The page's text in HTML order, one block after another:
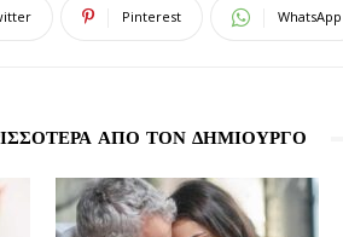
Pinterest WhatsApp
ΑΠΟ ΤΟΝ ΔΗΜΙΟΥΡΓΟ